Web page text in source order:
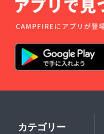
カテゴリー